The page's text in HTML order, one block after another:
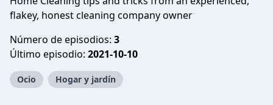
flakey, honest cleaning company owner
Número de episodios: 3
Último episodio: 2021-10-10
Ocio Hogar y jardín